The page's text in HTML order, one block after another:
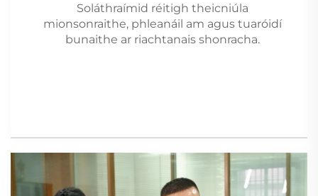
Soláthraímid réitigh theicniúla
mionsonraithe, phleanáil am agus tuaróidí
bunaithe ar riachtanais shonracha.